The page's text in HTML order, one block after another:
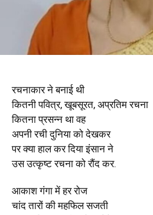
रचनाकार ने बनाई थी
कितनी पवित्र, खूबसूरत, अप्रतिम रचना
कितना प्रसन्न था वह
अपनी रची दुनिया को देखकर
पर क्या हाल कर दिया इंसान ने
उस उत्कृष्ट रचना को रौंद कर.
आकाश गंगा में हर रोज
चांद तारों की महफिल सजती